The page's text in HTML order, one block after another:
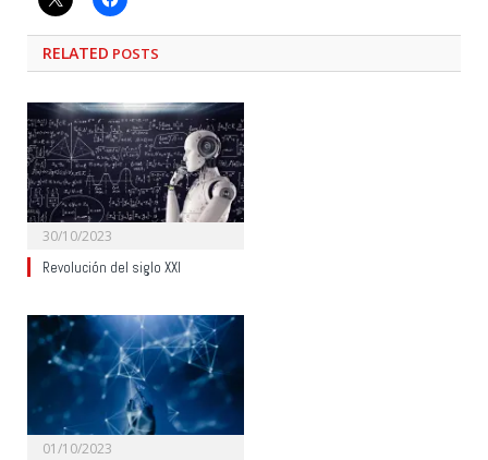
RELATED POSTS
30/10/2023
Revolución del siglo XXI
01/10/2023